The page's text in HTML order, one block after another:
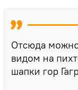
Отсюда
видом на
шапки гор